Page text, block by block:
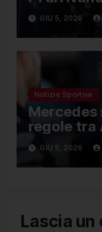
unaGIU 5, 2026
Notizie Sportive
regole tra
GIU 5, 2026
Lascia